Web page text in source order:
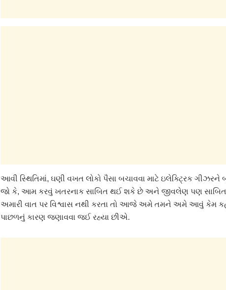
આવી સ્થિતિમાં, ઘણી વખત લોકો પૈસા બચાવવા માટે ઇલેક્ટ્રિક
જો કે, આમ કરવું ખતરનાક સાબિત થઈ શકે છે અને જીવલેણ પણ
અમારી વાત પર વિશ્વાસ નથી કરતા તો આજે અમે તમને અમે આવું કેમ
પાછળનું કારણ જણાવવા જઈ રહ્યા છીએ.